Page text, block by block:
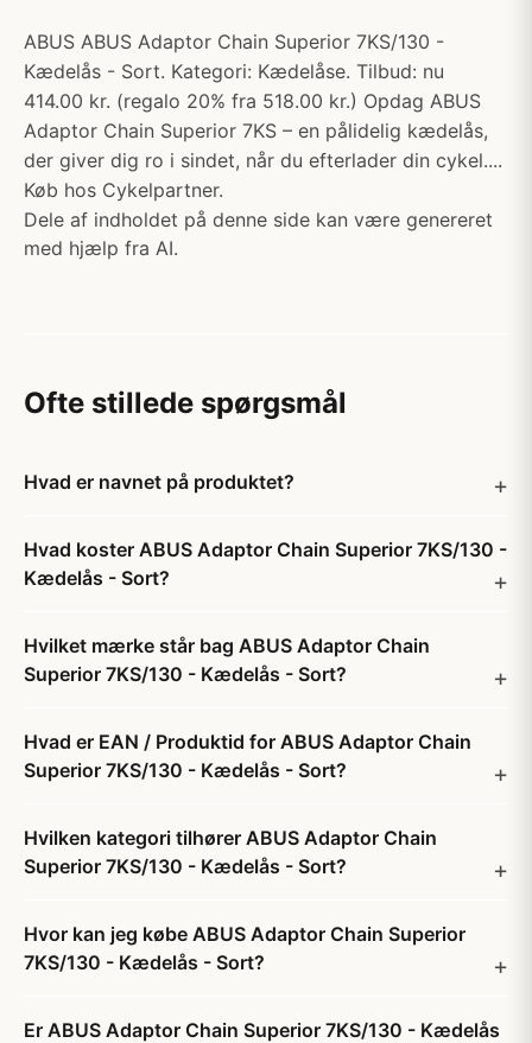
ABUS ABUS Adaptor Chain Superior 7KS/130 -
Kædelås - Sort. Kategori: Kædelåse. Tilbud: nu
414.00 kr. (regalo 20% fra 518.00 kr.) Opdag ABUS
Adaptor Chain Superior 7KS – en pålidelig kædelås,
der giver dig ro i sindet, når du efterlader din cykel....
Køb hos Cykelpartner.
Dele af indholdet på denne side kan være genereret
med hjælp fra AI.
Ofte stillede spørgsmål
Hvad er navnet på produktet?
Hvad koster ABUS Adaptor Chain Superior 7KS/130 -
Kædelås - Sort?
Hvilket mærke står bag ABUS Adaptor Chain
Superior 7KS/130 - Kædelås - Sort?
Hvad er EAN / Produktid for ABUS Adaptor Chain
Superior 7KS/130 - Kædelås - Sort?
Hvilken kategori tilhører ABUS Adaptor Chain
Superior 7KS/130 - Kædelås - Sort?
Hvor kan jeg købe ABUS Adaptor Chain Superior
7KS/130 - Kædelås - Sort?
Er ABUS Adaptor Chain Superior 7KS/130 - Kædelås